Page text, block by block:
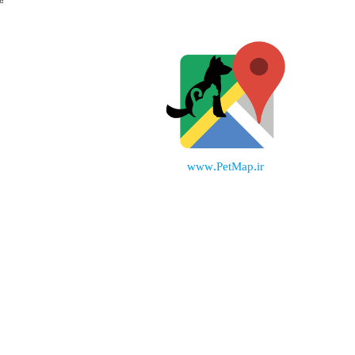
www.PetMap.ir